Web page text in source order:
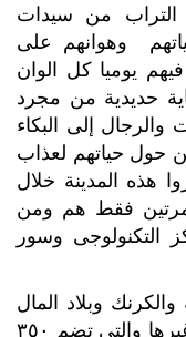
من سيدات
وهوانهم على
يوميا كل الوان
حديدية من مجرد
والرجال إلى البكاء
حول حياتهم لعذاب
هذه المدينة خلال
مرتين فقط هم ومن
التكنولوجى وسور
وبلاد المال
والسليمات و كوم يعقوب وسمهود وغيرها والتى تضم ٣٥٠